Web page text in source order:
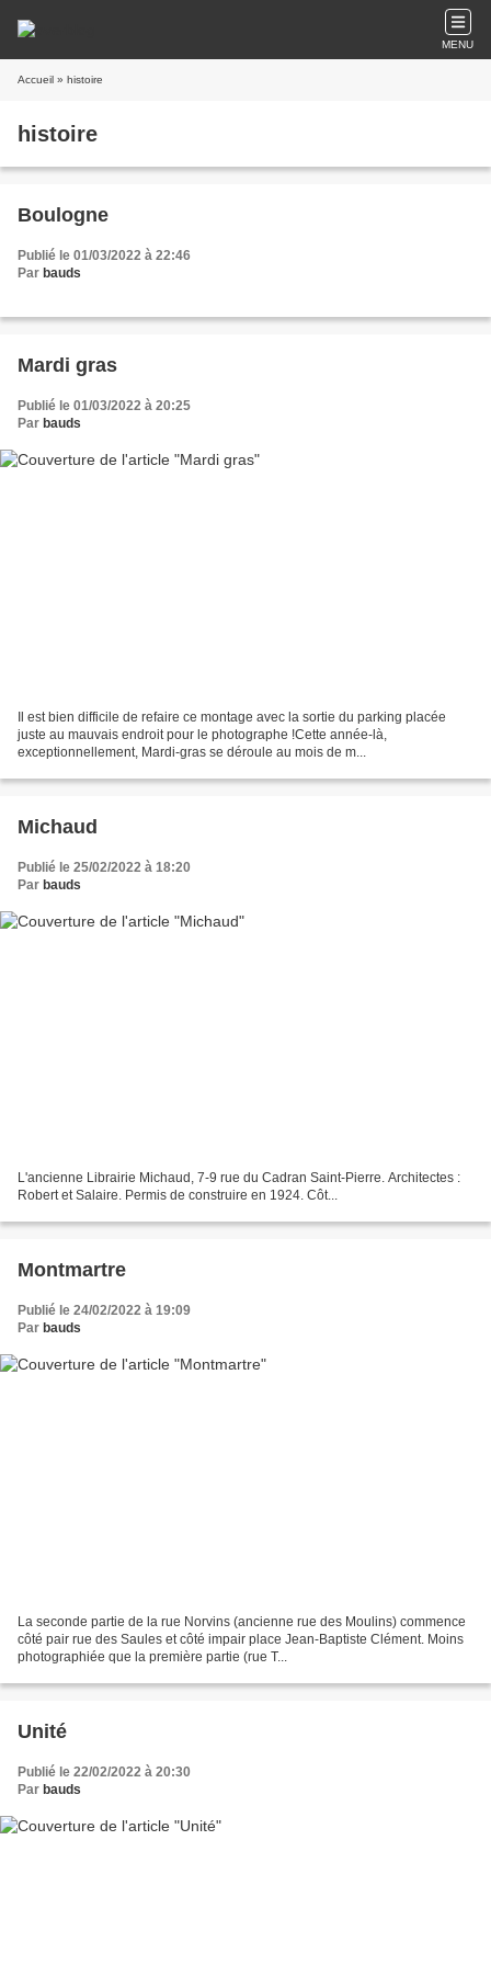
MENU
Accueil » histoire
histoire
Boulogne
Publié le 01/03/2022 à 22:46
Par bauds
Mardi gras
Publié le 01/03/2022 à 20:25
Par bauds
Il est bien difficile de refaire ce montage avec la sortie du parking placée
juste au mauvais endroit pour le photographe !Cette année-là,
exceptionnellement, Mardi-gras se déroule au mois de m...
Michaud
Publié le 25/02/2022 à 18:20
Par bauds
L'ancienne Librairie Michaud, 7-9 rue du Cadran Saint-Pierre. Architectes :
Robert et Salaire. Permis de construire en 1924. Côt...
Montmartre
Publié le 24/02/2022 à 19:09
Par bauds
La seconde partie de la rue Norvins (ancienne rue des Moulins) commence
côté pair rue des Saules et côté impair place Jean-Baptiste Clément. Moins
photographiée que la première partie (rue T...
Unité
Publié le 22/02/2022 à 20:30
Par bauds